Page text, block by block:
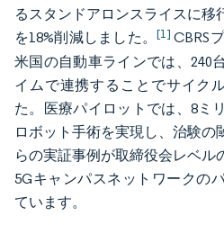
るスタンドアロンスライスに移
を18%削減しました。[1] CBRS
米国の自動車ラインでは、240
イムで連携することでサイク
た。医療パイロットでは、8ミ
ロボット手術を実現し、治験の
らの実証事例が取締役会レベル
5Gキャンパスネットワークの
ています。